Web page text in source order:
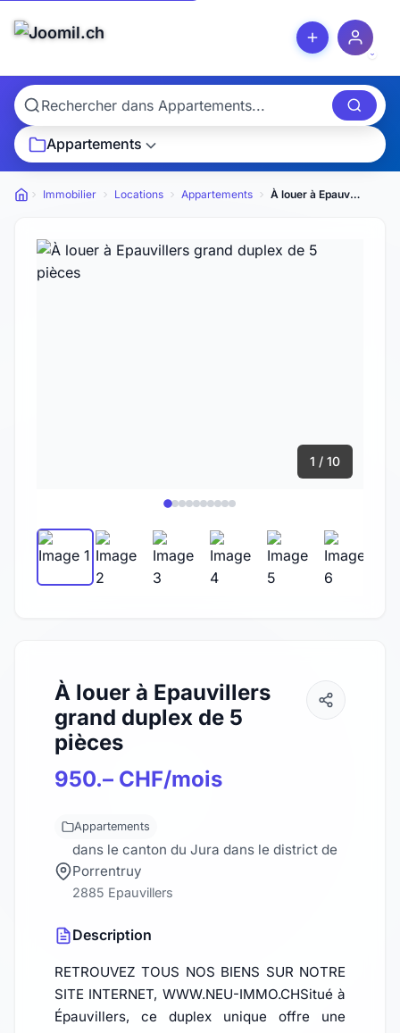
Appartements
Petites annonces
Immobilier Locations Appartements À louer à Epauvillers grand duplex de 5 pièces
1 / 10
À louer à Epauvillers
grand duplex de 5
pièces
950.– CHF/mois
Appartements
dans le canton du Jura dans le district de
Porrentruy
2885 Epauvillers
Description
RETROUVEZ TOUS NOS BIENS SUR NOTRE
SITE INTERNET, WWW.NEU-IMMO.CHSitué à
Épauvillers, ce duplex unique offre une